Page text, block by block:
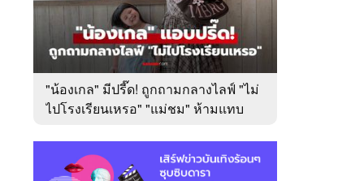
"น้องเกล" มีปรี๊ด! ถูกถามกลางไลฟ์ "ไม่
ไปโรงเรียนเหรอ" "แม่ชม" ห้ามแทบ